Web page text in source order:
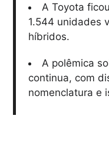
A Toyota
1.544 unidades
híbridos.
A polêmica
continua, com
nomenclatura e